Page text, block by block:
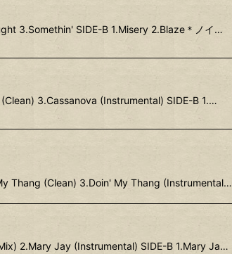
3.Somethin' SIDE-B 1.Misery 2.Blaze＊ノイ…
3.Cassanova (Instrumental) SIDE-B 1.…
Thang (Clean) 3.Doin' My Thang (Instrumental…
2.Mary Jay (Instrumental) SIDE-B 1.Mary Ja…